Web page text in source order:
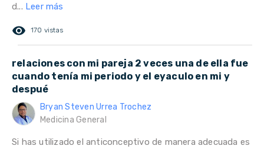
d... Leer más
remove_red_eye 170 vistas
relaciones con mi pareja 2 veces una de ella fue
cuando tenía mi periodo y el eyaculo en mi y
despué
Bryan Steven Urrea Trochez
Medicina General
Si has utilizado el anticonceptivo de manera adecuada es